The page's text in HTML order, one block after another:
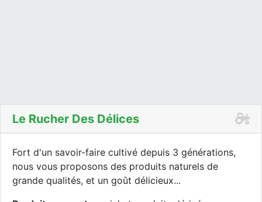
Le Rucher Des Délices
Fort d'un savoir-faire cultivé depuis 3 générations,
nous vous proposons des produits naturels de
grande qualités, et un goût délicieux...